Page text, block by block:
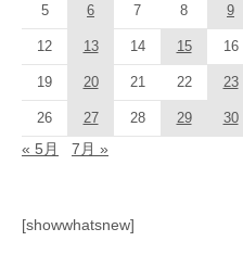
5 6 7 8 9
12 13 14 15 16
19 20 21 22 23
26 27 28 29 30
« 5月 7月 »
[showwhatsnew]